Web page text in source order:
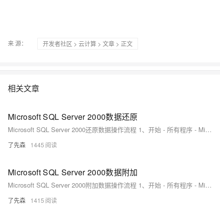
来 源： 开发者社区 > 云计算 > 文章 > 正文
相关文章
Microsoft SQL Server 2000数据还原
Microsoft SQL Server 2000还原数据操作流程 1、开始 - 所有程序 - Microsoft SQL Server - 企业管理器（如图1-1）。
了先森 1445
Microsoft SQL Server 2000数据附加
Microsoft SQL Server 2000附加数据操作流程 1、开始 - 所有程序 - Microsoft SQL Server - 企业管理器（如图1-1）。
了先森 1415